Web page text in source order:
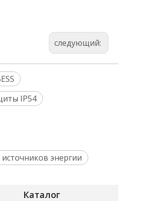
следующий:
IP54
энергии
Каталог